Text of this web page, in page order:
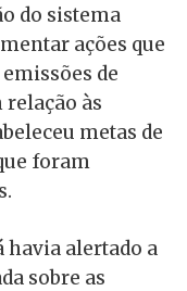
do sistema
ações que
de
relação às
metas de
foram
havia alertado a
sobre as